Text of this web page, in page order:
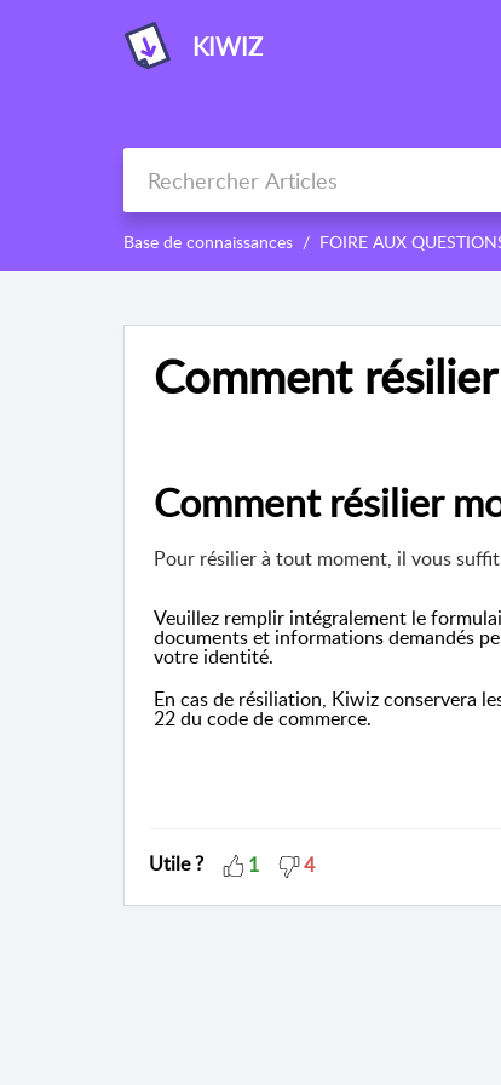
KIWIZ
Base de connaissances FOIRE AUX
Comment
Comment résilier
Pour résilier à tout moment, il vous
Veuillez remplir intégralement le
documents et informations demandés
votre identité.
En cas de résiliation, Kiwiz conservera
22 du code de commerce.
Utile ? 1 4